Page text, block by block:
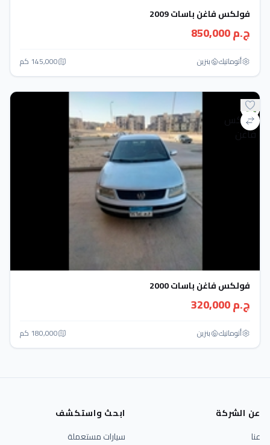
فولكس فاغن باسات 2009
ج.م 850,000
أتوماتيك‎ بنزين 145,000 كم
فولكس فاغن باسات 2000
ج.م 320,000
أتوماتيك‎ بنزين 180,000 كم
عن الشركة
عنا
ابحث واستكشف
سيارات مستعملة